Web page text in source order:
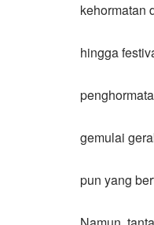
kehormatan
hingga
gemulai
pun yang